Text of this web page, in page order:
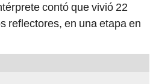
contó que vivió 22
reflectores, en una etapa en